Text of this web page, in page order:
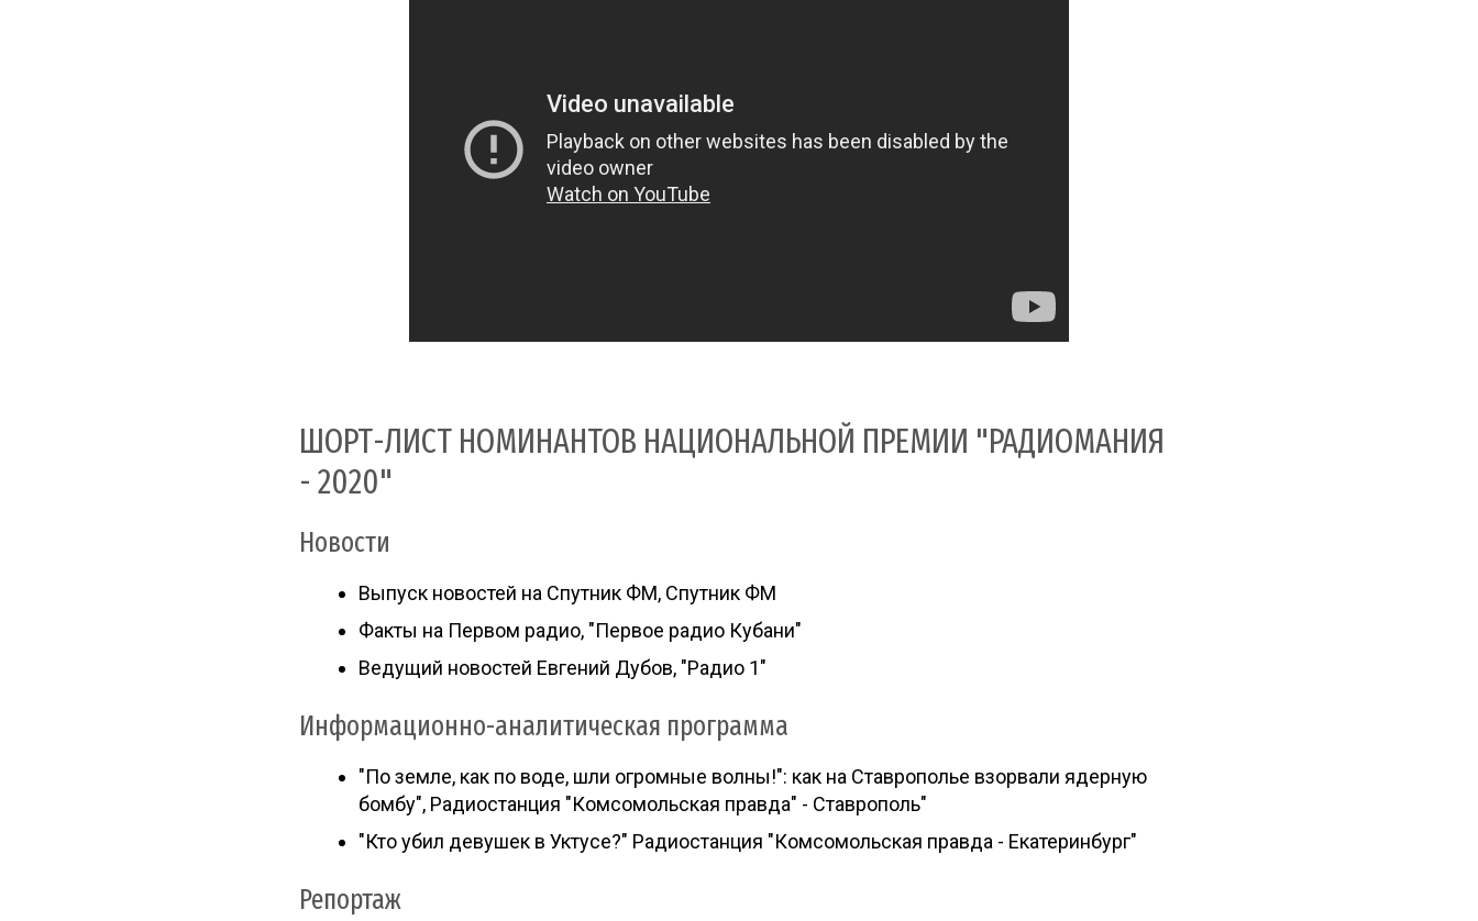
ШОРТ-ЛИСТ НОМИНАНТОВ НАЦИОНАЛЬНОЙ ПРЕМИИ "РАДИОМАНИЯ
- 2020"
Новости
Выпуск новостей на Спутник ФМ, Спутник ФМ
Факты на Первом радио, "Первое радио Кубани"
Ведущий новостей Евгений Дубов, "Радио 1"
Информационно-аналитическая программа
"По земле, как по воде, шли огромные волны!": как на Ставрополье взорвали ядерную
бомбу", Радиостанция "Комсомольская правда" - Ставрополь"
"Кто убил девушек в Уктусе?" Радиостанция "Комсомольская правда - Екатеринбург"
Репортаж